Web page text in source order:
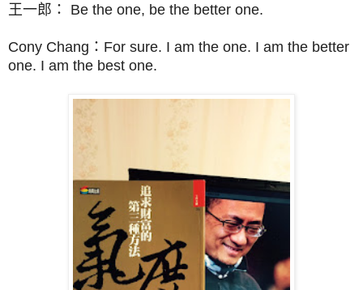
王一郎： Be the one, be the better one.
Cony Chang：For sure. I am the one. I am the better
one. I am the best one.